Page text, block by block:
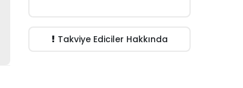
Takviye Ediciler Hakkında